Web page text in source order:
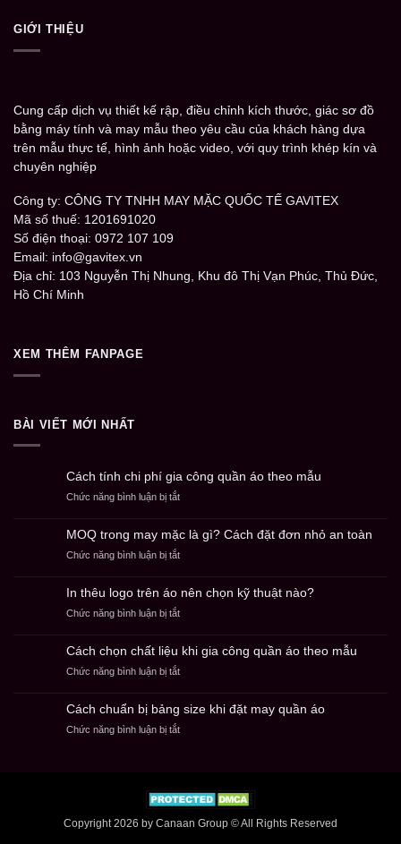
GIỚI THIỆU
Cung cấp dịch vụ thiết kế rập, điều chỉnh kích thước, giác sơ đồ
bằng máy tính và may mẫu theo yêu cầu của khách hàng dựa
trên mẫu thực tế, hình ảnh hoặc video, với quy trình khép kín và
chuyên nghiệp
Công ty: CÔNG TY TNHH MAY MẶC QUỐC TẾ GAVITEX
Mã số thuế: 1201691020
Số điện thoại: 0972 107 109
Email: info@gavitex.vn
Địa chỉ: 103 Nguyễn Thị Nhung, Khu đô Thị Vạn Phúc, Thủ Đức,
Hồ Chí Minh
XEM THÊM FANPAGE
BÀI VIẾT MỚI NHẤT
Cách tính chi phí gia công quần áo theo mẫu
Chức năng bình luận bị tắtở
chi
phí
công
áo
mẫu
MOQ trong may mặc là gì? Cách đặt đơn nhỏ an toàn
Chức năng bình luận bị tắtở
may
mặc
gì?
đặt
nhỏ
toàn
In thêu logo trên áo nên chọn kỹ thuật nào?
Chức năng bình luận bị tắtở
logo
trên
nên
kỹ
Cách chọn chất liệu khi gia công quần áo theo mẫu
Chức năng bình luận bị tắtở
chất
liệu
quần
áo
theo
Cách chuẩn bị bảng size khi đặt may quần áo
Chức năng bình luận bị tắtở
size
khi
Copyright 2026 by Canaan Group © All Rights Reserved